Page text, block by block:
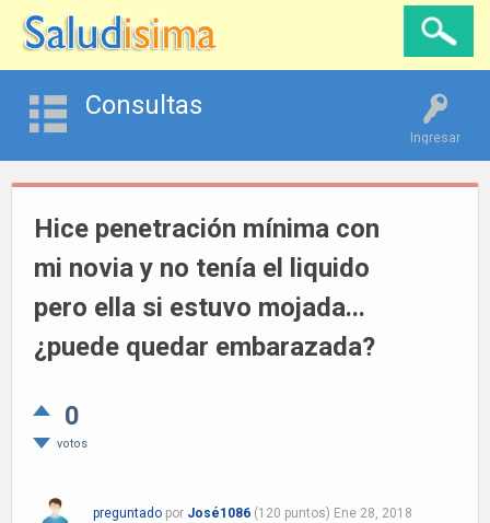
Ingresar
Consultas
Hice penetración mínima con
mi novia y no tenía el liquido
pero ella si estuvo mojada...
¿puede quedar embarazada?
0
votos
preguntado por José1086 (120 puntos) Ene 28, 2018